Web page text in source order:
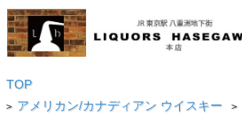
TOP
> アメリカン/カナディアン ウイスキー >